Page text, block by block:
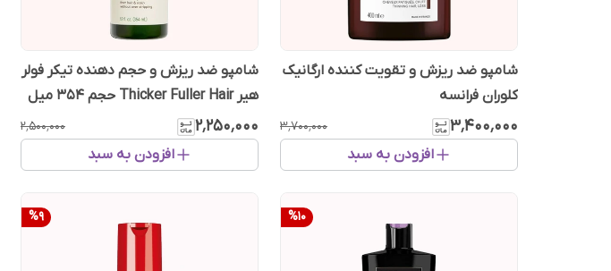
شامپو ضد ریزش و تقویت کننده ارگانیک
کلوران فرانسه
۳٬۴۰۰٬۰۰۰ ۳٬۷۰۰٬۰۰۰
افزودن به سبد
شامپو ضد ریزش و حجم دهنده تیکر فولر
هیر Thicker Fuller Hair حجم 354 میل
۲٬۲۵۰٬۰۰۰ ۲٬۵۰۰٬۰۰۰
افزودن به سبد
%10
%9